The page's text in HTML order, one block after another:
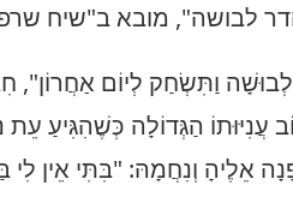
לבושה", מובא ב"שיח
וַתִּשְׂחַק לְיוֹם אַחֲרוֹן",
עֲנִיּוּתוֹ הַגְּדוֹלָה כְּשֶׁהִגִּיעַ עֵת
אֵלֶיהָ וְנִחֲמָהּ: "בִּתִּי אֵין